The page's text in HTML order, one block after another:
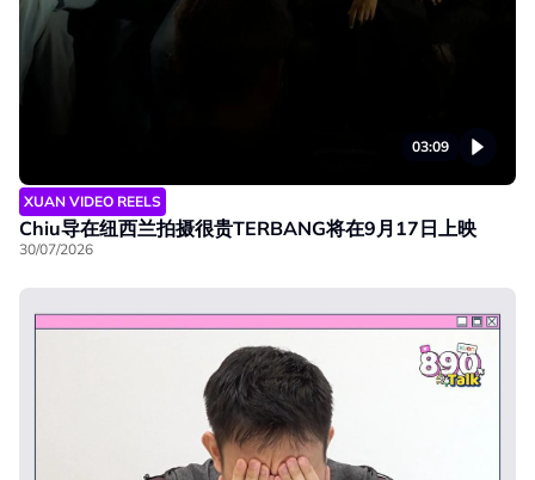
03:09
XUAN VIDEO REELS
Chiu导在纽西兰拍摄很贵TERBANG将在9月17日上映
30/07/2026